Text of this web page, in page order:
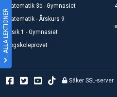
ALLA LEKTIONER
Matematik 3b - Gymnasiet
Matematik - Årskurs 9
Fysik 1 - Gymnasiet
Högskoleprovet
Säker SSL-server